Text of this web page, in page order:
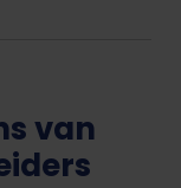
van